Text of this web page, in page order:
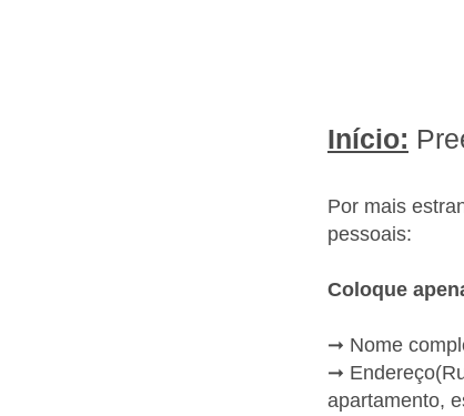
Início:
Por mais
pessoais:
Coloque
➞ Nome
➞
apartamento,